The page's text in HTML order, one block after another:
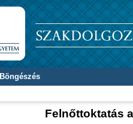
Böngészés
Felnőttoktatás